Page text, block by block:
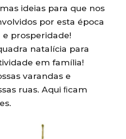
ideias para que nos
por esta época
prosperidade!
natalícia para
em família!
varandas e
ruas. Aqui ﬁcam